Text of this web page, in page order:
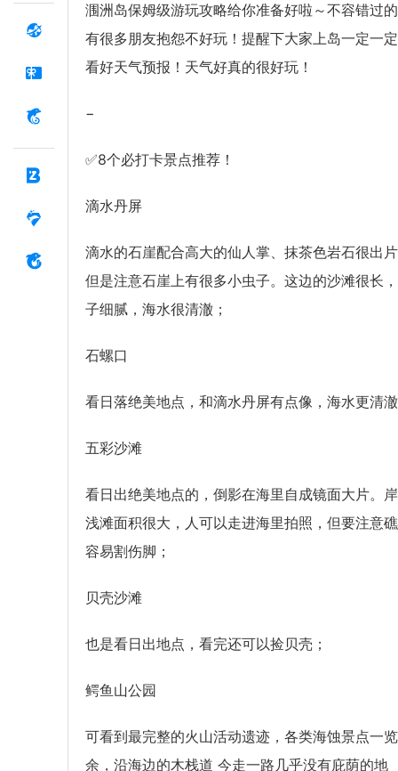
涠洲岛保姆级游玩攻略给你准备好啦～不容错过
有很多朋友抱怨不好玩！提醒下大家上岛一定一
看好天气预报！天气好真的很好玩！
−
✅8个必打卡景点推荐！
滴水丹屏
滴水的石崖配合高大的仙人掌、抹茶色岩石很出
但是注意石崖上有很多小虫子。这边的沙滩很长
子细腻，海水很清澈；
石螺口
看日落绝美地点，和滴水丹屏有点像，海水更清
五彩沙滩
看日出绝美地点的，倒影在海里自成镜面大片。
浅滩面积很大，人可以走进海里拍照，但要注意
容易割伤脚；
贝壳沙滩
也是看日出地点，看完还可以捡贝壳；
鳄鱼山公园
可看到最完整的火山活动遗迹，各类海蚀景点一
余，沿海边的木栈道 今走一路几乎没有庇荫的地